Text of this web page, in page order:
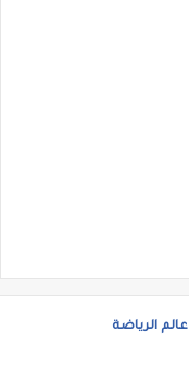
عالم الرياضة